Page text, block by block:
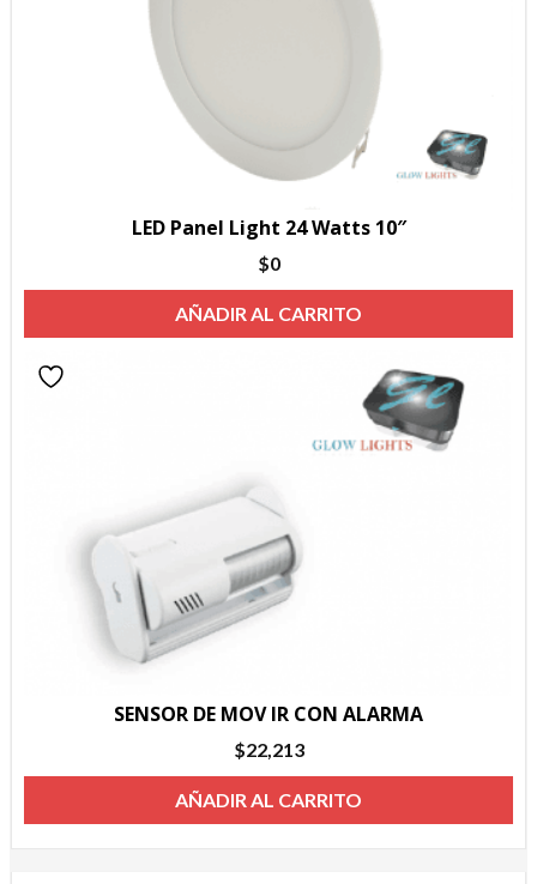
LED Panel Light 24 Watts 10″
$0
AÑADIR AL CARRITO
SENSOR DE MOV IR CON ALARMA
$22,213
AÑADIR AL CARRITO